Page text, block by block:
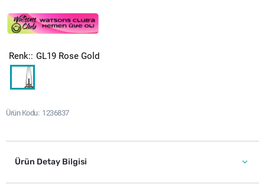
Ürün Kodu 1236837
Renk: GL19 Rose Gold
Ürün Detay Bilgisi